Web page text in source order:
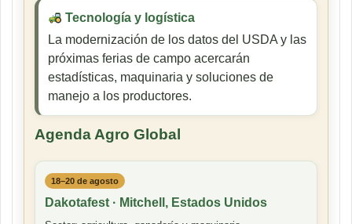
Tecnología y logística
La modernización de los datos del USDA y las
próximas ferias de campo acercarán
estadísticas, maquinaria y soluciones de
manejo a los productores.
Agenda Agro Global
18–20 de agosto
Dakotafest · Mitchell, Estados Unidos